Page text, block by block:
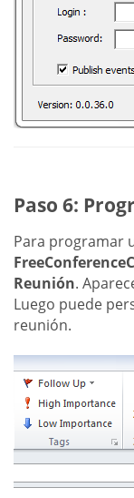
Paso 6:
Para programar
Reunión.
Luego puede
reunión.